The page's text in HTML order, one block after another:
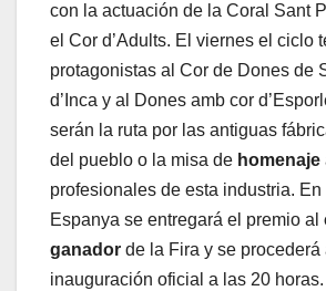
con la actuación de la Coral Sant
el Cor d’Adults. El viernes el ciclo
protagonistas al Cor de Dones de
d’Inca y al Dones amb cor
serán la ruta por las antiguas
del pueblo o la misa de homenaje
profesionales de esta industria.
Espanya se entregará el premio al
ganador de la Fira y se procederá
inauguración oficial a las 20